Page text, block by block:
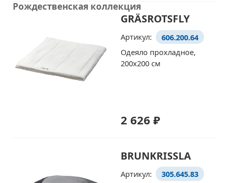
Рождественская коллекция
GRÄSROTSFLY
Артикул:
606.200.64
Одеяло прохладное,
200x200 см
2 626 ₽
BRUNKRISSLA
Артикул:
305.645.83